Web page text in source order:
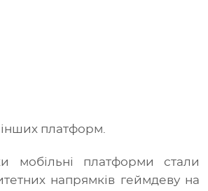
платформ.
мобільні платформи стали
напрямків геймдеву на